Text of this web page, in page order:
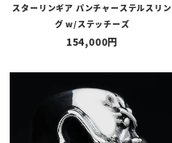
スターリンギア パンチャーステルスリン
グ w/ステッチーズ
154,000